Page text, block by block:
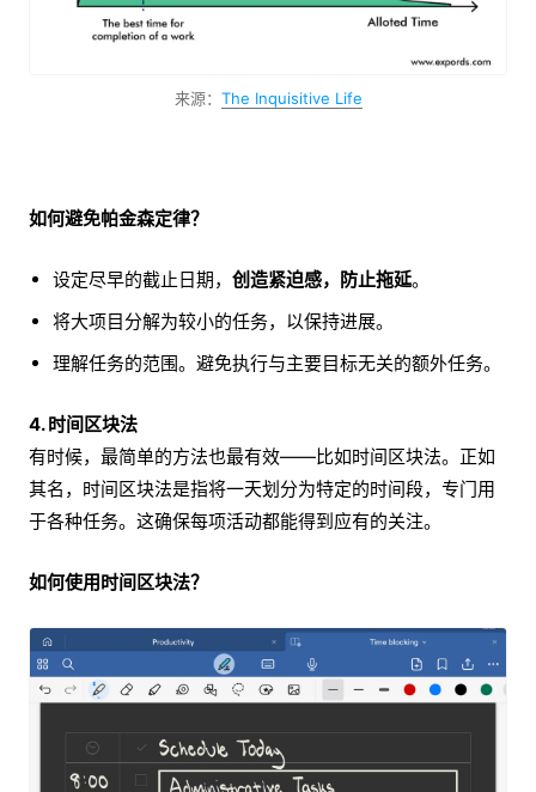
来源： The Inquisitive Life
如何避免帕金森定律？
设定尽早的截止日期， 创造紧迫感，防止拖延。
将大项目分解为较小的任务，以保持进展。
理解任务的范围。避免执行与主要目标无关的额外任务。
4. 时间区块法
有时候，最简单的方法也最有效——比如时间区块法。正如
其名，时间区块法是指将一天划分为特定的时间段，专门用
于各种任务。这确保每项活动都能得到应有的关注。
如何使用时间区块法？